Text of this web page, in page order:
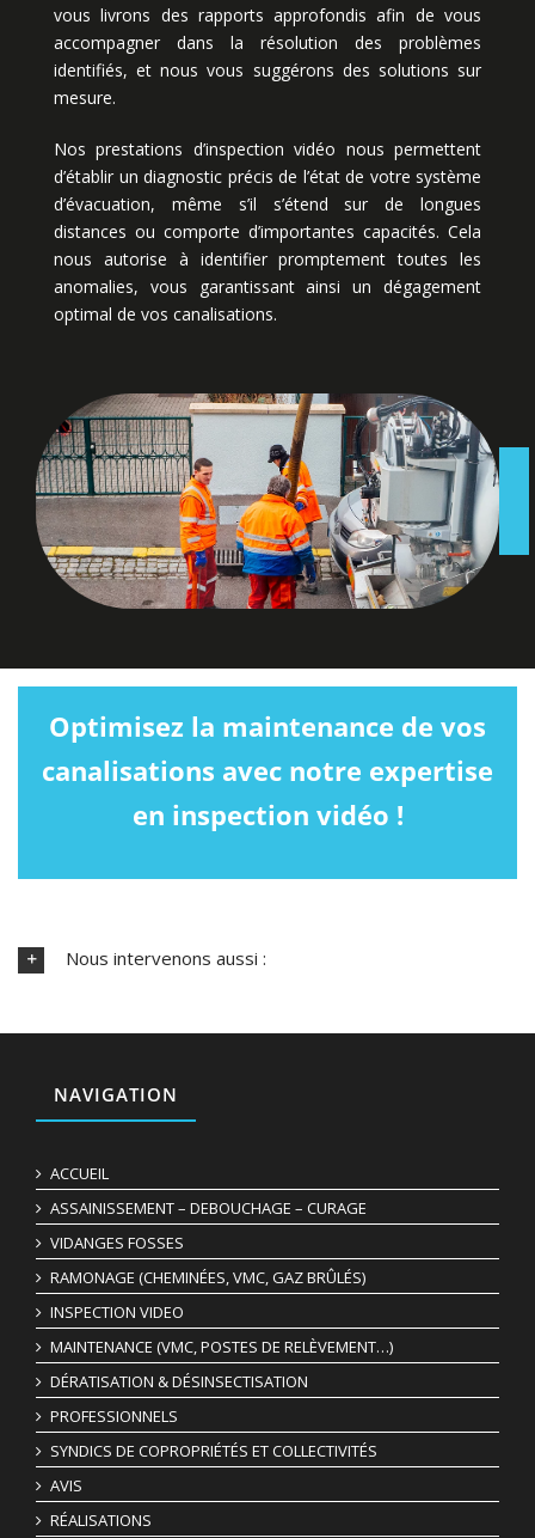
vous livrons des rapports approfondis afin de vous
accompagner dans la résolution des problèmes
identifiés, et nous vous suggérons des solutions sur
mesure.
Nos prestations d’inspection vidéo nous permettent
d’établir un diagnostic précis de l’état de votre système
d’évacuation, même s’il s’étend sur de longues
distances ou comporte d’importantes capacités. Cela
nous autorise à identifier promptement toutes les
anomalies, vous garantissant ainsi un dégagement
optimal de vos canalisations.
Optimisez la maintenance de vos
canalisations avec notre expertise
en inspection vidéo !
Nous intervenons aussi :
NAVIGATION
ACCUEIL
ASSAINISSEMENT – DEBOUCHAGE – CURAGE
VIDANGES FOSSES
RAMONAGE (CHEMINÉES, VMC, GAZ BRÛLÉS)
INSPECTION VIDEO
MAINTENANCE (VMC, POSTES DE RELÈVEMENT…)
DÉRATISATION & DÉSINSECTISATION
PROFESSIONNELS
SYNDICS DE COPROPRIÉTÉS ET COLLECTIVITÉS
AVIS
RÉALISATIONS